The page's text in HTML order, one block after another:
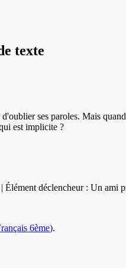
texte
ses paroles. Mais
est implicite ?
déclencheur : Un
6ème).